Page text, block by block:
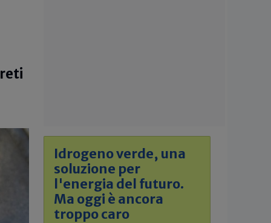
Idrogeno verde, una
soluzione per
l'energia del futuro.
Ma oggi è ancora
troppo caro